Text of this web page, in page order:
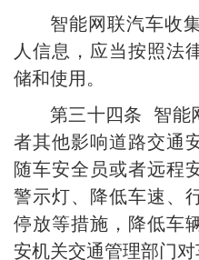
智能网联汽车收
人信息，应当按照法
储和使用。
第三十四条 智能
者其他影响道路交通
随车安全员或者远程
警示灯、降低车速、
停放等措施，降低车
安机关交通管理部门对